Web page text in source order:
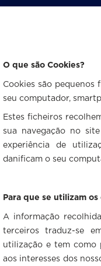
O que são Cookies?
Cookies são
seu computador,
Estes ficheiros
sua navegação no
experiência de
danificam o seu
Para que se utilizam os
A informação
terceiros traduz-se
utilização e tem como
aos interesses dos